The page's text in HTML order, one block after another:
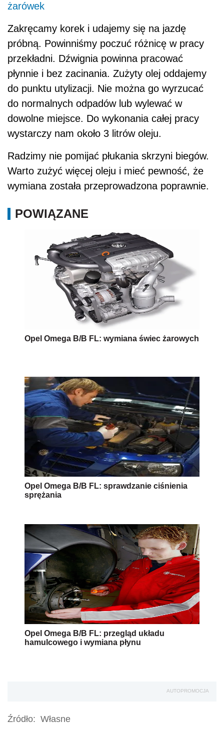
żarówek
Zakręcamy korek i udajemy się na jazdę
próbną. Powinniśmy poczuć różnicę w pracy
przekładni. Dźwignia powinna pracować
płynnie i bez zacinania. Zużyty olej oddajemy
do punktu utylizacji. Nie można go wyrzucać
do normalnych odpadów lub wylewać w
dowolne miejsce. Do wykonania całej pracy
wystarczy nam około 3 litrów oleju.
Radzimy nie pomijać płukania skrzyni biegów.
Warto zużyć więcej oleju i mieć pewność, że
wymiana została przeprowadzona poprawnie.
POWIĄZANE
Opel Omega B/B FL: wymiana świec żarowych
Opel Omega B/B FL: sprawdzanie ciśnienia
sprężania
Opel Omega B/B FL: przegląd układu
hamulcowego i wymiana płynu
AUTOPROMOCJA
Źródło: Własne